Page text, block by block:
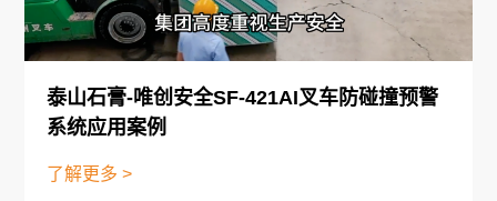
泰山石膏-唯创安全SF-421AI叉车防碰撞预警
系统应用案例
了解更多 >